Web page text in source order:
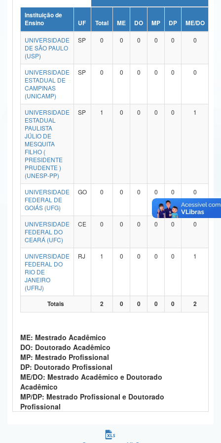
Ministério da Ciência, Tecnologia, Inovações e Comunicações
Ministério do Meio Ambiente
Ministério do Turismo
Ministério do Desenvolvimento Regional
Controladoria-Geral da União
Ministério da Mulher, da Família e dos Direitos Humanos
Secretaria-Geral
Secretaria de Governo
Gabinete de Segurança Institucional
Advocacia-Geral da União
Banco Central do Brasil
Instituição de
Ensino
UF Total ME DO MP DP ME/DO
UNIVERSIDADE
DE SÃO PAULO
(USP)
SP 0 0 0 0 0 0
UNIVERSIDADE
ESTADUAL DE
CAMPINAS
(UNICAMP)
SP 0 0 0 0 0 0
UNIVERSIDADE
ESTADUAL
PAULISTA
JÚLIO DE
MESQUITA
FILHO (
PRESIDENTE
PRUDENTE )
(UNESP-PP)
SP 1 0 0 0 0 1
UNIVERSIDADE
FEDERAL DE
GOIÁS (UFG)
GO 0 0 0 0 0 0
UNIVERSIDADE
FEDERAL DO
CEARÁ (UFC)
CE 0 0 0 0 0 0
UNIVERSIDADE
FEDERAL DO
RIO DE
JANEIRO
(UFRJ)
RJ 1 0 0 0 0 1
Totais 2 0 0 0 0 2
ME: Mestrado Acadêmico
DO: Doutorado Acadêmico
MP: Mestrado Profissional
DP: Doutorado Profissional
ME/DO: Mestrado Acadêmico e Doutorado
Acadêmico
MP/DP: Mestrado Profissional e Doutorado
Profissional